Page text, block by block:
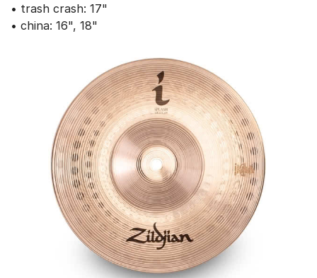
• trash crash: 17"
• china: 16", 18"